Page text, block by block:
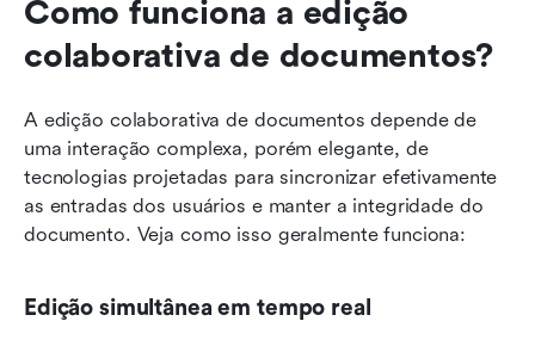
Como funciona a edição
colaborativa de documentos?
A edição colaborativa de documentos depende de
uma interação complexa, porém elegante, de
tecnologias projetadas para sincronizar efetivamente
as entradas dos usuários e manter a integridade do
documento. Veja como isso geralmente funciona:
Edição simultânea em tempo real